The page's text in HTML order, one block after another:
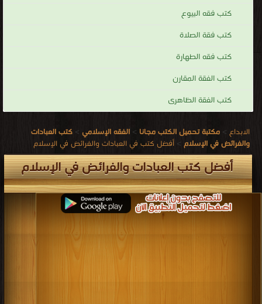
كتب فقه البيوع
كتب فقة الصلاة
كتب فقه الطهارة
كتب الفقة المقارن
كتب الفقة الظاهرى
الابداع > مكتبة تحميل الكتب مجانا > الفقه الإسلامي > كتب العبادات
والفرائض في الإسلام > أفضل كتب في العبادات والفرائض في الإسلام
أفضل كتب العبادات والفرائض في الإسلام